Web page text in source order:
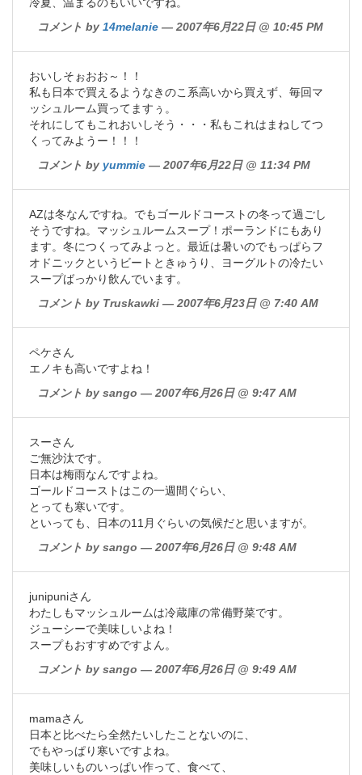
コメント by 14melanie — 2007年6月22日 @ 10:45 PM
おいしそぉおお～！！
私も日本で買えるようなきのこ系高いから買えず、毎回マ
ッシュルーム買ってますぅ。
それにしてもこれおいしそう・・・私もこれはまねしてつ
くってみようー！！！
コメント by yummie — 2007年6月22日 @ 11:34 PM
AZは冬なんですね。でもゴールドコーストの冬って過ごし
そうですね。マッシュルームスープ！ポーランドにもあり
ます。冬につくってみよっと。最近は暑いのでもっぱらフ
オドニックというビートときゅうり、ヨーグルトの冷たい
スープばっかり飲んでいます。
コメント by Truskawki — 2007年6月23日 @ 7:40 AM
ペケさん
エノキも高いですよね！
コメント by sango — 2007年6月26日 @ 9:47 AM
スーさん
ご無沙汰です。
日本は梅雨なんですよね。
ゴールドコーストはこの一週間ぐらい、
とっても寒いです。
といっても、日本の11月ぐらいの気候だと思いますが。
コメント by sango — 2007年6月26日 @ 9:48 AM
junipuniさん
わたしもマッシュルームは冷蔵庫の常備野菜です。
ジューシーで美味しいよね！
スープもおすすめですよん。
コメント by sango — 2007年6月26日 @ 9:49 AM
mamaさん
日本と比べたら全然たいしたことないのに、
でもやっぱり寒いですよね。
美味しいものいっぱい作って、食べて、